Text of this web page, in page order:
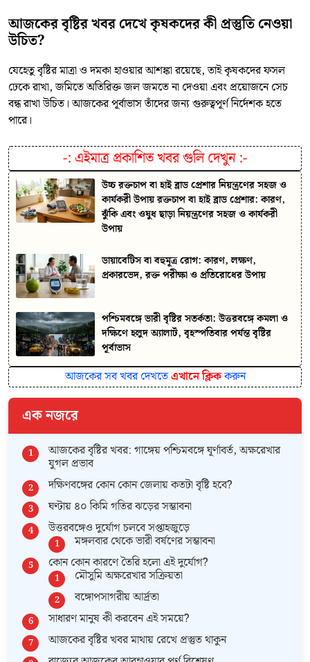
আজকের বৃষ্টির খবর দেখে কৃষকদের কী প্রস্তুতি নেওয়া
উচিত?
যেহেতু বৃষ্টির মাত্রা ও দমকা হাওয়ার আশঙ্কা রয়েছে, তাই কৃষকদের ফসল
ঢেকে রাখা, জমিতে অতিরিক্ত জল জমতে না দেওয়া এবং প্রয়োজনে সেচ
বন্ধ রাখা উচিত। আজকের পূর্বাভাস তাঁদের জন্য গুরুত্বপূর্ণ নির্দেশক হতে
পারে।
-: এইমাত্র প্রকাশিত খবর গুলি দেখুন:-
উচ্চ রক্তচাপ বা হাই ব্লাড প্রেশার নিয়ন্ত্রণের সহজ ও
কার্যকরী উপায় রক্তচাপ বা হাই ব্লাড প্রেশার: কারণ,
ঝুঁকি এবং ওষুধ ছাড়া নিয়ন্ত্রণের সহজ ও কার্যকরী
উপায়
ডায়াবেটিস বা বহুমূত্র রোগ: কারণ, লক্ষণ,
প্রকারভেদ, রক্ত পরীক্ষা ও প্রতিরোধের উপায়
পশ্চিমবঙ্গে ভারী বৃষ্টির সতর্কতা: উত্তরবঙ্গে কমলা ও
দক্ষিণে হলুদ অ্যালার্ট, বৃহস্পতিবার পর্যন্ত বৃষ্টির
পূর্বাভাস
আজকের সব খবর দেখতেএখানে ক্লিককরুন
এক নজরে
আজকের বৃষ্টির খবর: গাঙ্গেয় পশ্চিমবঙ্গে ঘূর্ণাবর্ত, অক্ষরেখার
যুগল প্রভাব
দক্ষিণবঙ্গের কোন কোন জেলায় কতটা বৃষ্টি হবে?
ঘণ্টায় ৪০ কিমি গতির ঝড়ের সম্ভাবনা
উত্তরবঙ্গেও দুর্যোগ চলবে সপ্তাহজুড়ে
মঙ্গলবার থেকে ভারী বর্ষণের সম্ভাবনা
কোন কোন কারণে তৈরি হলো এই দুর্যোগ?
মৌসুমি অক্ষরেখার সক্রিয়তা
বঙ্গোপসাগরীয় আর্দ্রতা
সাধারণ মানুষ কী করবেন এই সময়ে?
আজকের বৃষ্টির খবর মাথায় রেখে প্রস্তুত থাকুন